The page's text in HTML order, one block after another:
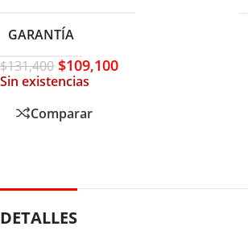
GARANTÍA
$131,400 $109,100
Sin existencias
Comparar
DETALLES